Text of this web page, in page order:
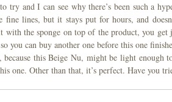
try and I can see why there’s been such a
fine lines, but it stays put for hours, and
with the sponge on top of the product, you
you can buy another one before this one
because this Beige Nu, might be light
one. Other than that, it’s perfect. Have you